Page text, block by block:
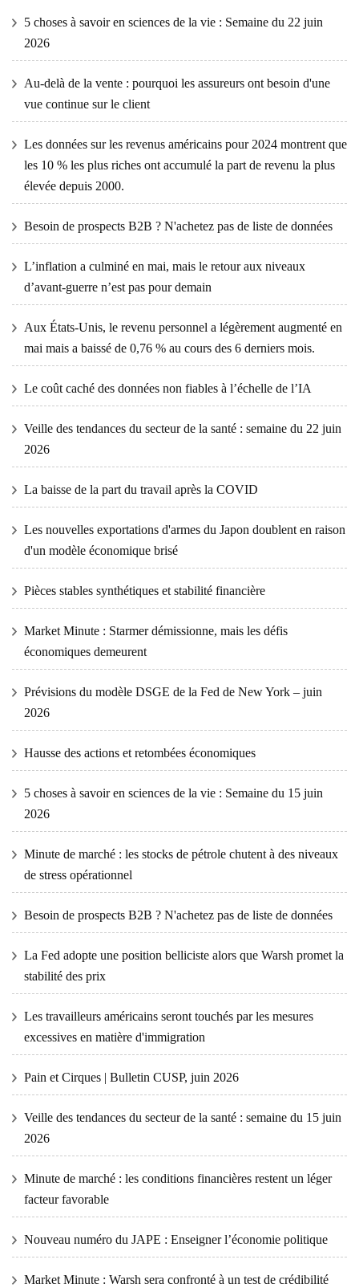
5 choses à savoir en sciences de la vie : Semaine du 22 juin
2026
Au-delà de la vente : pourquoi les assureurs ont besoin d'une
vue continue sur le client
Les données sur les revenus américains pour 2024 montrent que
les 10 % les plus riches ont accumulé la part de revenu la plus
élevée depuis 2000.
Besoin de prospects B2B ? N'achetez pas de liste de données
L’inflation a culminé en mai, mais le retour aux niveaux
d’avant-guerre n’est pas pour demain
Aux États-Unis, le revenu personnel a légèrement augmenté en
mai mais a baissé de 0,76 % au cours des 6 derniers mois.
Le coût caché des données non fiables à l’échelle de l’IA
Veille des tendances du secteur de la santé : semaine du 22 juin
2026
La baisse de la part du travail après la COVID
Les nouvelles exportations d'armes du Japon doublent en raison
d'un modèle économique brisé
Pièces stables synthétiques et stabilité financière
Market Minute : Starmer démissionne, mais les défis
économiques demeurent
Prévisions du modèle DSGE de la Fed de New York – juin
2026
Hausse des actions et retombées économiques
5 choses à savoir en sciences de la vie : Semaine du 15 juin
2026
Minute de marché : les stocks de pétrole chutent à des niveaux
de stress opérationnel
Besoin de prospects B2B ? N'achetez pas de liste de données
La Fed adopte une position belliciste alors que Warsh promet la
stabilité des prix
Les travailleurs américains seront touchés par les mesures
excessives en matière d'immigration
Pain et Cirques | Bulletin CUSP, juin 2026
Veille des tendances du secteur de la santé : semaine du 15 juin
2026
Minute de marché : les conditions financières restent un léger
facteur favorable
Nouveau numéro du JAPE : Enseigner l’économie politique
Market Minute : Warsh sera confronté à un test de crédibilité